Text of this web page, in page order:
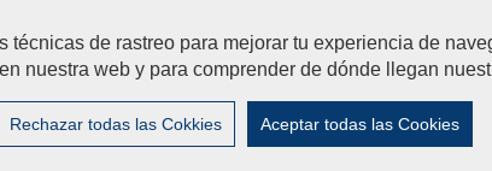
técnicas de rastreo para mejorar tu experiencia de
nuestra web y para comprender de dónde llegan
Rechazar todas las Cokkies Aceptar todas las Cookies
de Olavide Contacto | Aviso Legal y Política de